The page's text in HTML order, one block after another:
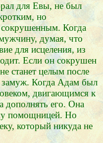
для Евы, не был
но
сокрушенным. Когда
думая, что
для исцеления, из
Если он сокрушен
станет целым после
замуж. Когда Адам был
двигающимся к
дополнять его. Она
помощницей. Но
который никуда не